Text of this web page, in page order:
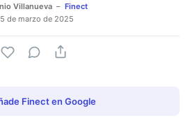
Villanueva
Finect
de marzo de 2025
Finect en Google